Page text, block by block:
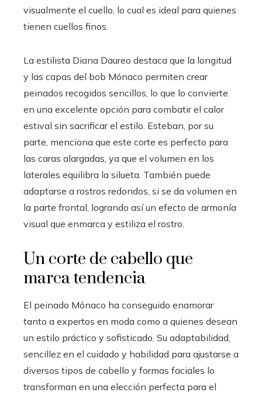
visualmente el cuello, lo cual es ideal para quienes
tienen cuellos finos.
La estilista Diana Daureo destaca que la longitud
y las capas del bob Mónaco permiten crear
peinados recogidos sencillos, lo que lo convierte
en una excelente opción para combatir el calor
estival sin sacrificar el estilo. Esteban, por su
parte, menciona que este corte es perfecto para
las caras alargadas, ya que el volumen en los
laterales equilibra la silueta. También puede
adaptarse a rostros redondos, si se da volumen en
la parte frontal, logrando así un efecto de armonía
visual que enmarca y estiliza el rostro.
Un corte de cabello que
marca tendencia
El peinado Mónaco ha conseguido enamorar
tanto a expertos en moda como a quienes desean
un estilo práctico y sofisticado. Su adaptabilidad,
sencillez en el cuidado y habilidad para ajustarse a
diversos tipos de cabello y formas faciales lo
transforman en una elección perfecta para el